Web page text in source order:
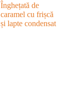
Înghețată de
caramel cu frișcă
și lapte condensat